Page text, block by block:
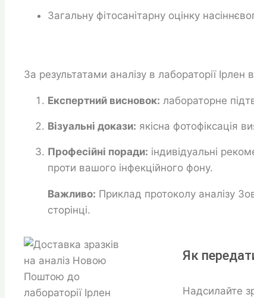
Загальну фітосанітарну оцінку
За результатами аналізу в лабораторії
Експертний висновок: лабораторне
Візуальні докази: якісна фотофіксація
Професійні поради: індивідуальні
проти вашого інфекційного фону.
Важливо: Приклад протоколу аналізу
сторінці.
Як
Надсилайте